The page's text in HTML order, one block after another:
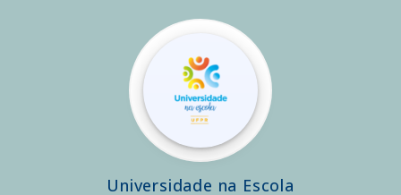
Universidade na Escola